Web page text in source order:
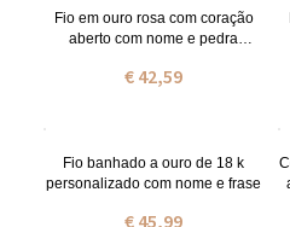
Fio em ouro rosa com coração
aberto com nome e pedra
€ 42,59
Fio banhado a ouro de 18 k
personalizado com nome e frase
€ 45,99